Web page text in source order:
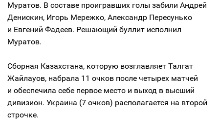
Муратов. В составе проигравших голы забили Андрей
Денискин, Игорь Мережко, Александр Пересунько
и Евгений Фадеев. Решающий буллит исполнил
Муратов.
Сборная Казахстана, которую возглавляет Талгат
Жайлауов, набрала 11 очков после четырех матчей
и обеспечила себе первое место и выход в высший
дивизион. Украина (7 очков) располагается на второй
строчке.